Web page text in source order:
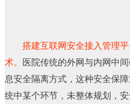
搭建互联网安全接入管理
术。 医院传统的外网与内网中
息安全隔离方式，这种安全保
统中某个环节，未整体规划，